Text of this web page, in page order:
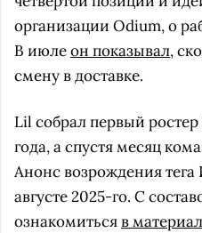
организации Odium, о
В июлеон показывал,
смену в доставке.
Lil собрал первый ростер
года, а спустя месяц
Анонс возрождения
августе 2025-го. С
ознакомитьсяв